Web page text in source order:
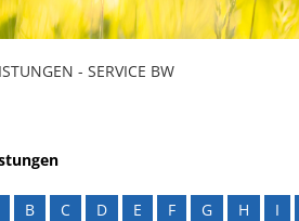
- SERVICE BW
B C D E F G H I